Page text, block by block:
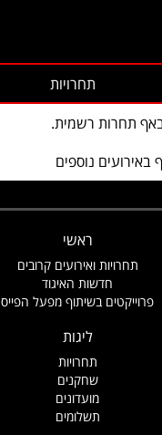
תחרות רשמית.
נוספים
ראשי
תחרויות ואירועים קרובים
חדשות האיגוד
פרוייקטים בשיתוף מפעל הפייס
ליגות
תחרויות
שחקנים
מועדונים
תשלומים